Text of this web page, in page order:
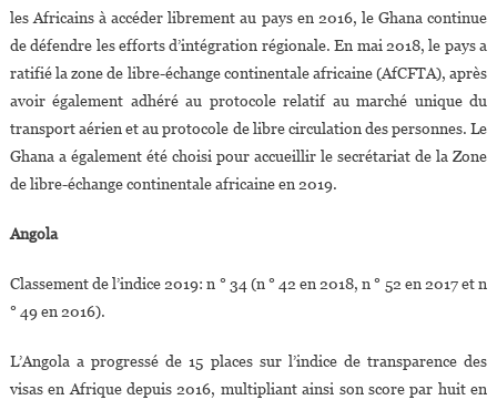
les Africains à accéder librement au pays en 2016, le Ghana continue
de défendre les efforts d’intégration régionale. En mai 2018, le pays a
ratifié la zone de libre-échange continentale africaine (AfCFTA), après
avoir également adhéré au protocole relatif au marché unique du
transport aérien et au protocole de libre circulation des personnes. Le
Ghana a également été choisi pour accueillir le secrétariat de la Zone
de libre-échange continentale africaine en 2019.
Angola
Classement de l’indice 2019: n ° 34 (n ° 42 en 2018, n ° 52 en 2017 et n
° 49 en 2016).
L’Angola a progressé de 15 places sur l’indice de transparence des
visas en Afrique depuis 2016, multipliant ainsi son score par huit en